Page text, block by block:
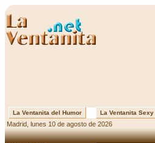
La Ventanita del Humor La Ventanita Sexy
Madrid, lunes 10 de agosto de 2026